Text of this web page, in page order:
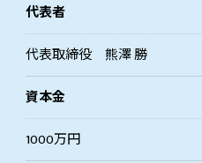
代表者
代表取締役 熊澤 勝
資本金
1000万円